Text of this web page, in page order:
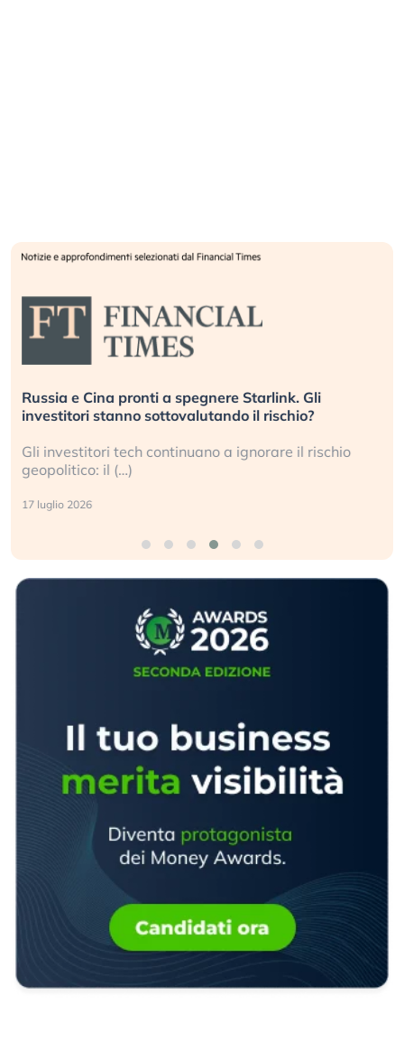
Russia e Cina pronti a spegnere Starlink. Gli
investitori stanno sottovalutando il rischio?
Gli investitori tech continuano a ignorare il rischio
geopolitico: il (…)
17 luglio 2026